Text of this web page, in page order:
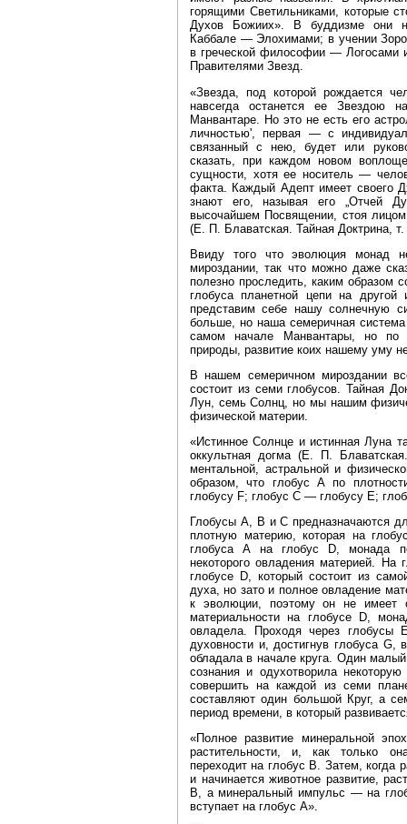
горящими Светильниками, которые
Духов Божиих». В буддизме они
Каббале — Элохимами; в учении
в греческой философии — Логосами
Правителями Звезд.
«Звезда, под которой рождается
навсегда останется ее Звездою
Манвантаре. Но это не есть его
личностью', первая — с
связанный с нею, будет или
сказать, при каждом новом
сущности, хотя ее носитель —
факта. Каждый Адепт имеет своего
знают его, называя его „Отчей
высочайшем Посвящении, стоя
(Е. П. Блаватская. Тайная Доктрина, т.
Ввиду того что эволюция монад
мироздании, так что можно даже
полезно проследить, каким образом
глобуса планетной цепи на
представим себе нашу солнечную
больше, но наша семеричная
самом начале Манвантары, но по
природы, развитие коих нашему уму
В нашем семеричном мироздании
состоит из семи глобусов. Тайная
Лун, семь Солнц, но мы нашим
физической материи.
«Истинное Солнце и истинная Луна
оккультная догма (Е. П.
ментальной, астральной и
образом, что глобус А по
глобусу F; глобус С — глобусу Е;
Глобусы А, В и С предназначаются
плотную материю, которая на
глобуса А на глобус D, монада
некоторого овладения материей.
глобусе D, который состоит из
духа, но зато и полное овладение
к эволюции, поэтому он не имеет
материальности на глобусе D,
овладела. Проходя через глобусы
духовности и, достигнув глобуса G,
обладала в начале круга. Один
сознания и одухотворила
совершить на каждой из семи
составляют один большой Круг, а
период времени, в который
«Полное развитие минеральной
растительности, и, как только
переходит на глобус В. Затем, когда
и начинается животное развитие,
В, а минеральный импульс — на
вступает на глобус А».